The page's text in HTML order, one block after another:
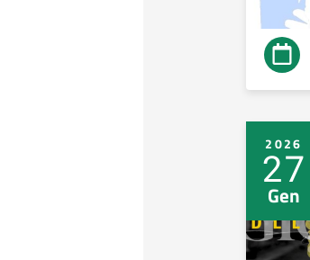
2026
27
Gen